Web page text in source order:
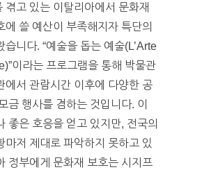
겪고 있는 이탈리아에서 문화재
에 쓸 예산이 부족해지자 특단의
습니다. “예술을 돕는 예술(L’Arte
이라는 프로그램을 통해 박물관
에서 관람시간 이후에 다양한 공
금 행사를 겸하는 것입니다. 이
좋은 호응을 얻고 있지만, 전국의
마저 제대로 파악하지 못하고 있
정부에게 문화재 보호는 시지프